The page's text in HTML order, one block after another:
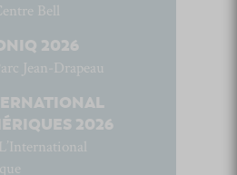
Bell
2026
Jean-Drapeau
2026